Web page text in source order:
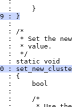
:     }
: }
:
: /*
:  * Set the
:  * value.
:  */
: static void
:
: {
:     bool
:
:     /*